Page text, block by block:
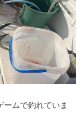
ムで釣れていま